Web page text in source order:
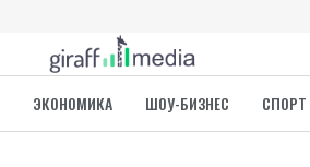
ЭКОНОМИКА ШОУ-БИЗНЕС СПОРТ